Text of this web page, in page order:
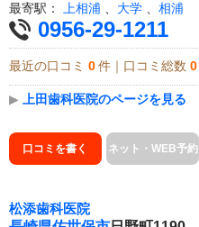
最寄駅： 上相浦 大学 相浦
0956-29-1211
最近の口コミ 0 件｜口コミ総数 0
▶ 上田歯科医院のページを見る
口コミを書く ネット・WEB予約
松添歯科医院